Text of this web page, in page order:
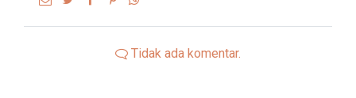
Tidak ada komentar.